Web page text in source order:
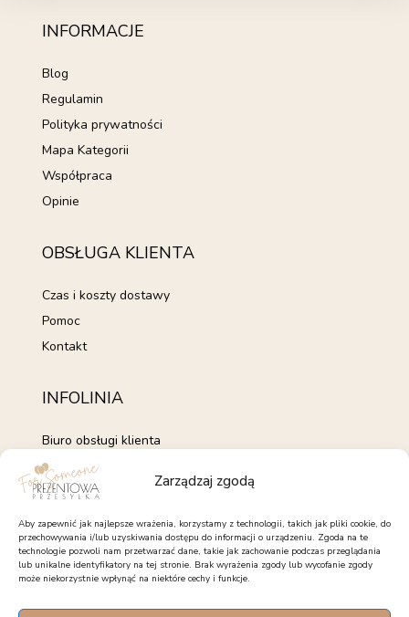
Zarządzaj zgodą
Aby zapewnić jak najlepsze wrażenia, korzystamy z technologii, takich jak pliki cookie, do
przechowywania i/lub uzyskiwania dostępu do informacji o urządzeniu. Zgoda na te
technologie pozwoli nam przetwarzać dane, takie jak zachowanie podczas przeglądania
lub unikalne identyfikatory na tej stronie. Brak wyrażenia zgody lub wycofanie zgody
może niekorzystnie wpłynąć na niektóre cechy i funkcje.
INFORMACJE
Blog
Regulamin
Polityka prywatności
Mapa Kategorii
Współpraca
Opinie
OBSŁUGA KLIENTA
Czas i koszty dostawy
Pomoc
Kontakt
INFOLINIA
Biuro obsługi klienta
+48 735 843 843
pon. - pt. 7:00 - 15:00
kontakt@forsomeone.pl